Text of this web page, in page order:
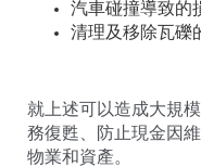
汽車碰撞導致的
清理及移除瓦礫
就上述可以造成大規
務復甦、防止現金因
物業和資產。